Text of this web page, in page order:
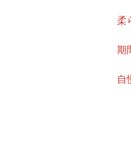
柔
期
自